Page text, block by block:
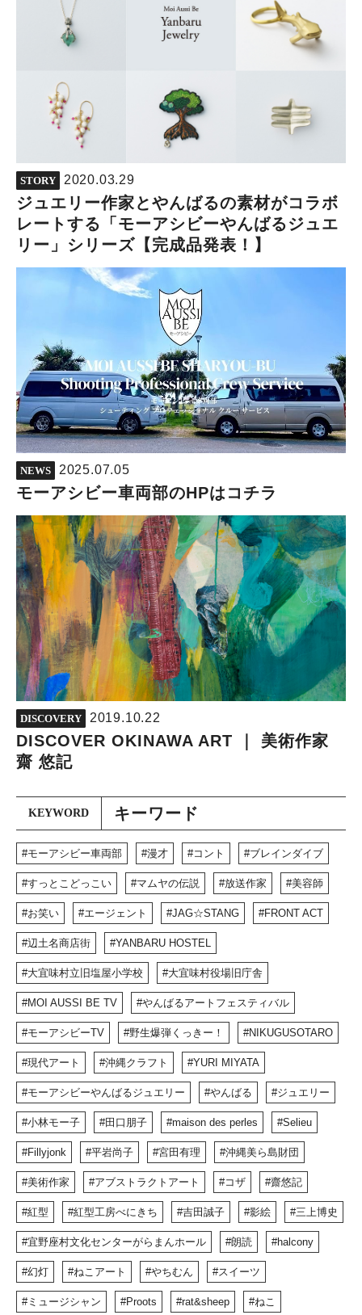
STORY 2020.03.29
ジュエリー作家とやんばるの素材がコラボ
レートする「モーアシビーやんばるジュエ
リー」シリーズ【完成品発表！】
NEWS 2025.07.05
モーアシビー車両部のHPはコチラ
DISCOVERY 2019.10.22
DISCOVER OKINAWA ART ｜ 美術作家
齋 悠記
キーワード
KEYWORD
モーアシビー車両部 漫才 コント ブレインダイブ
すっとこどっこい マムヤの伝説 放送作家 美容師
お笑い エージェント JAG☆STANG FRONT ACT
辺土名商店街 YANBARU HOSTEL
大宜味村立旧塩屋小学校 大宜味村役場旧庁舎
MOI AUSSI BE TV やんばるアートフェスティバル
モーアシビーTV 野生爆弾くっきー！ NIKUGUSOTARO
現代アート 沖縄クラフト YURI MIYATA
モーアシビーやんばるジュエリー やんばる ジュエリー
小林モー子 田口朋子 maison des perles Selieu
Fillyjonk 平岩尚子 宮田有理 沖縄美ら島財団
美術作家 アブストラクトアート コザ 齋悠記
紅型 紅型工房べにきち 吉田誠子 影絵 三上博史
宜野座村文化センターがらまんホール 朗読 halcony
幻灯 ねこアート やちむん スイーツ
ミュージシャン Proots rat&sheep ねこ